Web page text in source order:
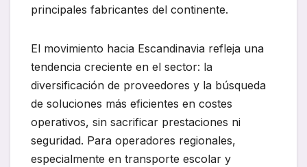
principales fabricantes del continente.
El movimiento hacia Escandinavia refleja una
tendencia creciente en el sector: la
diversificación de proveedores y la búsqueda
de soluciones más eficientes en costes
operativos, sin sacrificar prestaciones ni
seguridad. Para operadores regionales,
especialmente en transporte escolar y